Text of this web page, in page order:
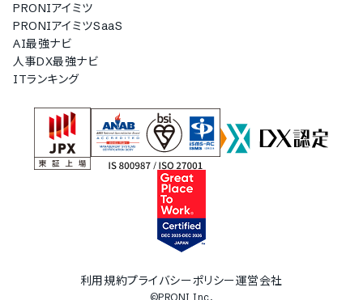
PRONIアイミツ
PRONIアイミツSaaS
AI最強ナビ
人事DX最強ナビ
ITランキング
利用規約プライバシーポリシー運営会社
©PRONI Inc.